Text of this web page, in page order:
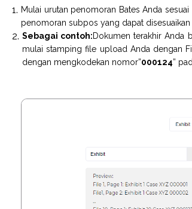
Mulai urutan penomoran Bates Anda
penomoran subpos yang dapat
Sebagai contoh:Dokumen terakhir Anda
mulai stamping file upload Anda dengan
dengan mengkodekan nomor”000124”